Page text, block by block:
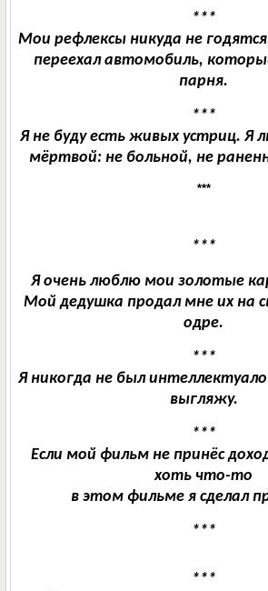
***
Мои рефлексы никуда не
переехал автомобиль,
парня.
***
Я не буду есть живых устриц.
мёртвой: не больной, не
***
***
Я очень люблю мои золотые
Мой дедушка продал мне их на
одре.
***
Я никогда не был
выгляжу.
***
Если мой фильм не принёс
хоть что-то
в этом фильме я сделал
***
***